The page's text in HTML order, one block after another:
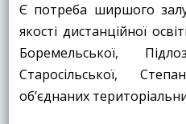
Є потреба ширшого
якості дистанційної
Боремельської,
Старосільської,
об’єднаних